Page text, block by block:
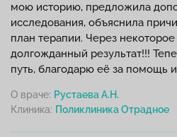
мою историю, предложила
исследования, объяснила
план терапии. Через
долгожданный результат!!!
путь, благодарю её за помощь
О враче: Рустаева А.Н.
Клиника: